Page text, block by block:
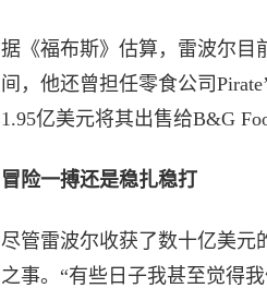
据《福布斯》估算，雷波尔目
间，他还曾担任零食公司
1.95亿美元将其出售给B&G
冒险一搏还是稳扎稳打
尽管雷波尔收获了数十亿美元
之事。“有些日子我甚至觉得